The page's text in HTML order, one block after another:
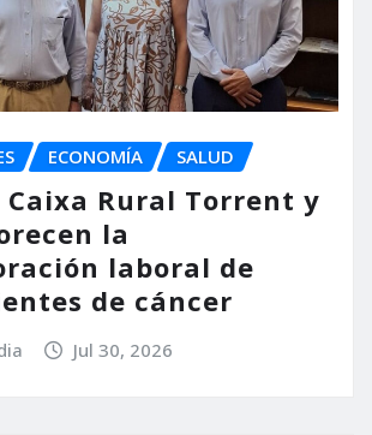
ECONOMÍA SALUD
Caixa Rural Torrent y
la
laboral de
de cáncer
Jul 30, 2026